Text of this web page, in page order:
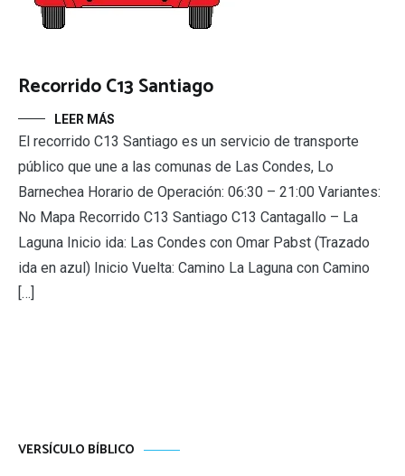
Recorrido C13 Santiago
LEER MÁS
El recorrido C13 Santiago es un servicio de transporte
público que une a las comunas de Las Condes, Lo
Barnechea Horario de Operación: 06:30 – 21:00 Variantes:
No Mapa Recorrido C13 Santiago C13 Cantagallo – La
Laguna Inicio ida: Las Condes con Omar Pabst (Trazado
ida en azul) Inicio Vuelta: Camino La Laguna con Camino
[…]
VERSÍCULO BÍBLICO